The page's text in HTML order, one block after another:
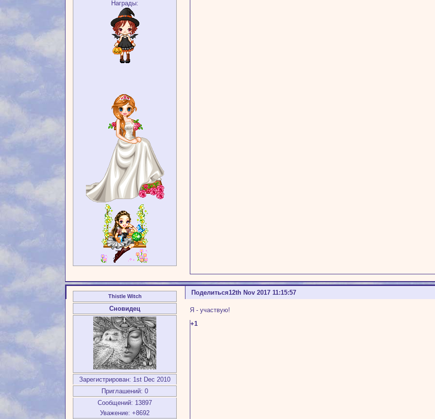
Награды:
Поделиться12th Nov 2017 11:15:57
Thistle Witch
Сновидец
Зарегистрирован: 1st Dec 2010
Приглашений: 0
Сообщений: 13897
Уважение: +8692
Я - участвую!
+1